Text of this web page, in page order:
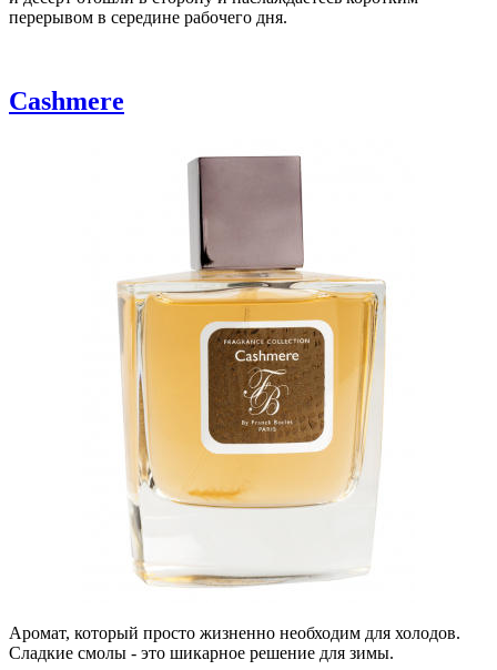
перерывом в середине рабочего дня.
Cashmere
Аромат, который просто жизненно необходим для холодов.
Сладкие смолы - это шикарное решение для зимы.